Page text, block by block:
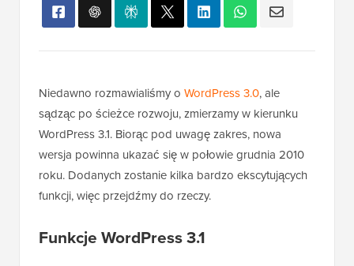
Niedawno rozmawialiśmy o WordPress 3.0, ale
sądząc po ścieżce rozwoju, zmierzamy w kierunku
WordPress 3.1. Biorąc pod uwagę zakres, nowa
wersja powinna ukazać się w połowie grudnia 2010
roku. Dodanych zostanie kilka bardzo ekscytujących
funkcji, więc przejdźmy do rzeczy.
Funkcje WordPress 3.1